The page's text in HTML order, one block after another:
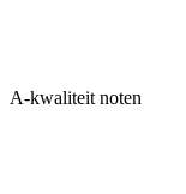
A-kwaliteit noten